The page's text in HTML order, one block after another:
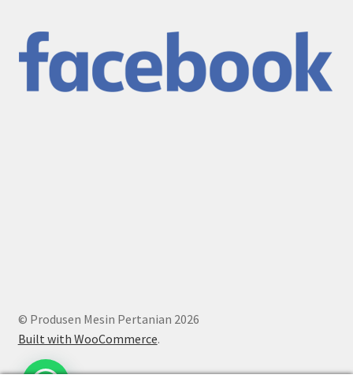
© Produsen Mesin Pertanian 2026
Built with WooCommerce.